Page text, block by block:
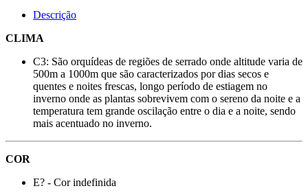
Descrição
CLIMA
C3: São orquídeas de regiões de serrado onde altitude varia de
500m a 1000m que são caracterizados por dias secos e
quentes e noites frescas, longo período de estiagem no
inverno onde as plantas sobrevivem com o sereno da noite e a
temperatura tem grande oscilação entre o dia e a noite, sendo
mais acentuado no inverno.
COR
E? - Cor indefinida